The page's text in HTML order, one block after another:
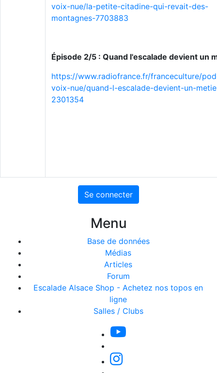
voix-nue/la-petite-citadine-qui-revait-des-
montagnes-7703883
Épisode 2/5 : Quand l'escalade devient un
https://www.radiofrance.fr/franceculture/
voix-nue/quand-l-escalade-devient-un-
2301354
Se connecter
Menu
Base de données
Médias
Articles
Forum
Escalade Alsace Shop - Achetez nos topos en
ligne
Salles / Clubs